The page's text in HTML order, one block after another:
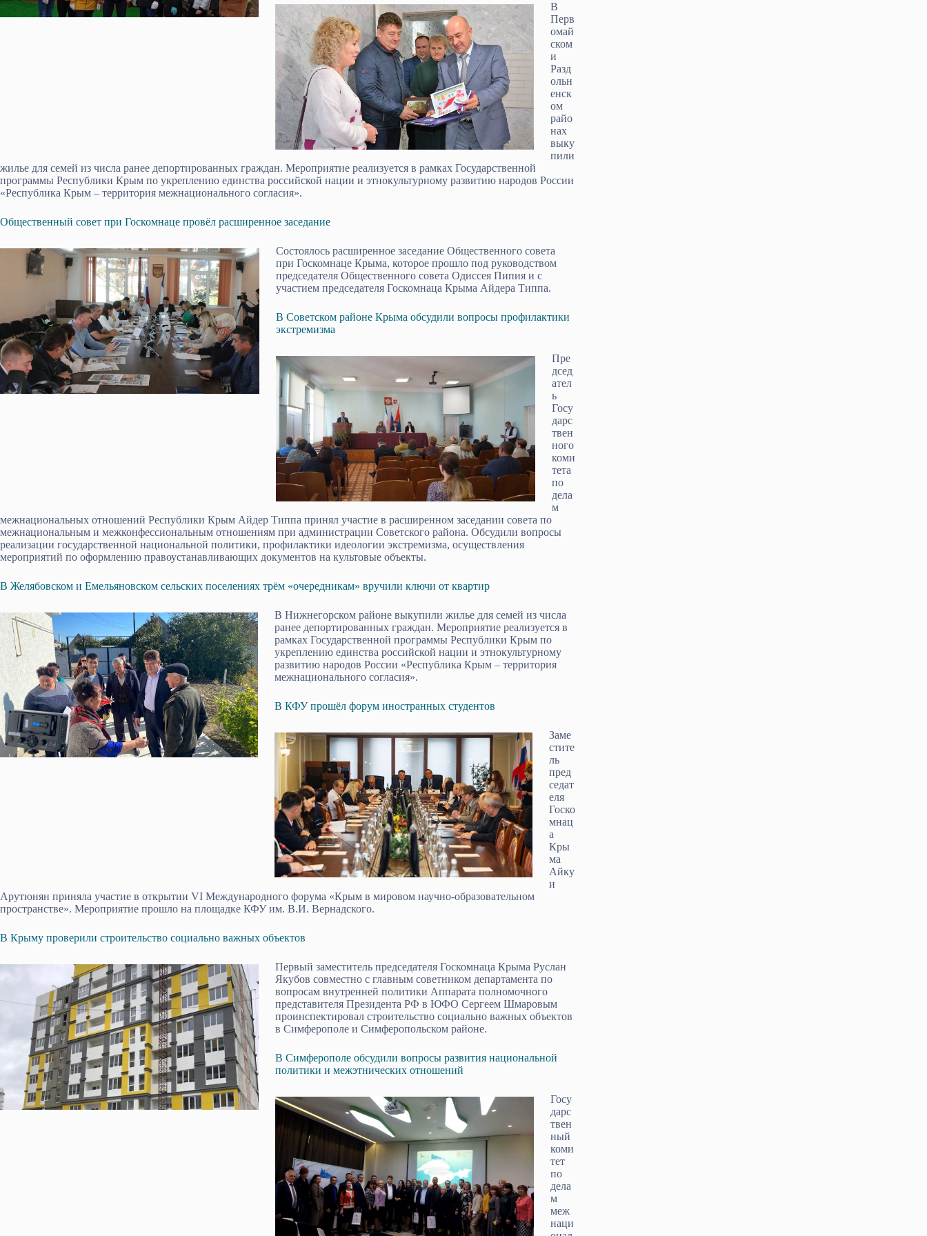
В
Перв
омай
ском
и
Разд
ольн
енск
ом
райо
нах
выку
пили
жилье для семей из числа ранее депортированных граждан. Мероприятие реализуется в рамках Государственной
программы Республики Крым по укреплению единства российской нации и этнокультурному развитию народов России
«Республика Крым – территория межнационального согласия».
Общественный совет при Госкомнаце провёл расширенное заседание
Состоялось расширенное заседание Общественного совета
при Госкомнаце Крыма, которое прошло под руководством
председателя Общественного совета Одиссея Пипия и с
участием председателя Госкомнаца Крыма Айдера Типпа.
В Советском районе Крыма обсудили вопросы профилактики
экстремизма
Пре
дсед
ател
ь
Госу
дарс
твен
ного
коми
тета
по
дела
м
межнациональных отношений Республики Крым Айдер Типпа принял участие в расширенном заседании совета по
межнациональным и межконфессиональным отношениям при администрации Советского района. Обс­удили вопросы
реализ­ации государственной национальной полити­ки, профилактики иде­ологии экстремизма, осуществ­ления
мероприятий по оформлению правоуст­анавливающих докумен­тов на культовые объ­екты.
В Желябовском и Емельяновском сельских поселениях трём «очередникам» вручили ключи от квартир
В Нижнегорском районе выкупили жилье для семей из числа
ранее депортированных граждан. Мероприятие реализуется в
рамках Государственной программы Республики Крым по
укреплению единства российской нации и этнокультурному
развитию народов России «Республика Крым – территория
межнационального согласия».
В КФУ прошёл форум иностранных студентов
Заме
стите
ль
пред
седат
еля
Госко
мнац
а
Кры
ма
Айку
и
Арутюнян приняла участие в открытии VI Международного форума «Крым в мировом научно-образовательном
пространстве». Мероприятие прошло на площадке КФУ им. В.И. Вернадского.
В Крыму проверили строительство социально важных объектов
Первый заместитель председателя Госкомнаца Крыма Руслан
Якубов совместно с главным советником департамента по
вопросам внутренней политики Аппарата полномочного
представителя Президента РФ в ЮФО Сергеем Шмаровым
проинспектировал строительство социально важных объектов
в Симферополе и Симферопольском районе.
В Симферополе обсудили вопросы развития национальной
политики и межэтнических отношений
Госу
дарс
твен
ный
коми
тет
по
дела
м
меж
наци